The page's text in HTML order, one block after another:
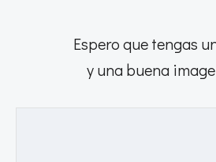
Espero que tengas
y una buena